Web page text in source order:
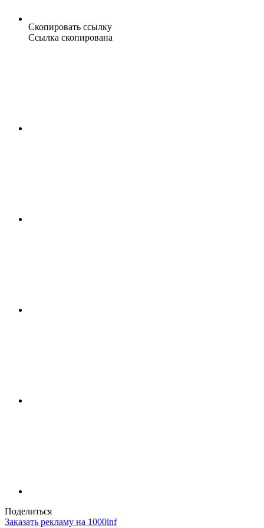
Скопировать ссылку
Ссылка скопирована
Поделиться
Заказать рекламу на 1000inf